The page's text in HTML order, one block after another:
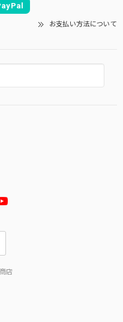
お支払い方法について
店